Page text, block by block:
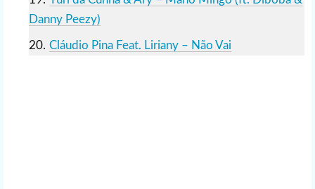
Danny Peezy)
Cláudio Pina Feat. Liriany – Não Vai